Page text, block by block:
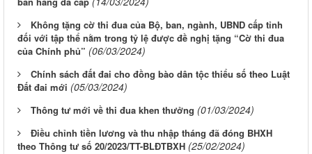
Không tặng cờ thi đua của Bộ, ban, ngành, UBND cấp tỉnh
đối với tập thể nằm trong tỷ lệ được đề nghị tặng “Cờ thi đua
của Chính phủ” (06/03/2024)
Chính sách đất đai cho đồng bào dân tộc thiểu số theo Luật
Đất đai mới (05/03/2024)
Thông tư mới về thi đua khen thưởng (01/03/2024)
Điều chỉnh tiền lương và thu nhập tháng đã đóng BHXH
theo Thông tư số 20/2023/TT-BLĐTBXH (25/02/2024)